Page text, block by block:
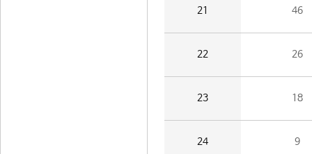
21 46
22 26
23 18
24 9